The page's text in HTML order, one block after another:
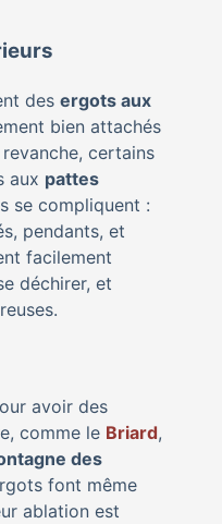
des ergots aux
bien attachés
certains
aux pattes
se compliquent :
pendants, et
facilement
déchirer, et
avoir des
comme le Briard,
des
font même
ablation est